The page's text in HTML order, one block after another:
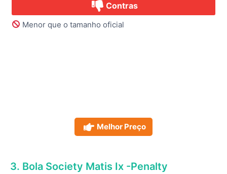
Contras
Menor que o tamanho oficial
Melhor Preço
3. Bola Society Matis Ix -Penalty